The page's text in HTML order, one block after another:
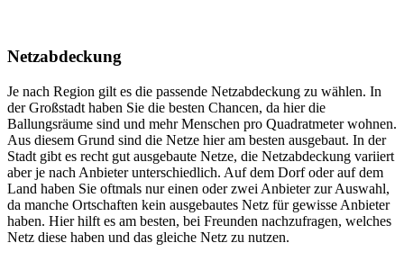
Netzabdeckung
Je nach Region gilt es die passende Netzabdeckung zu wählen. In
der Großstadt haben Sie die besten Chancen, da hier die
Ballungsräume sind und mehr Menschen pro Quadratmeter wohnen.
Aus diesem Grund sind die Netze hier am besten ausgebaut. In der
Stadt gibt es recht gut ausgebaute Netze, die Netzabdeckung variiert
aber je nach Anbieter unterschiedlich. Auf dem Dorf oder auf dem
Land haben Sie oftmals nur einen oder zwei Anbieter zur Auswahl,
da manche Ortschaften kein ausgebautes Netz für gewisse Anbieter
haben. Hier hilft es am besten, bei Freunden nachzufragen, welches
Netz diese haben und das gleiche Netz zu nutzen.